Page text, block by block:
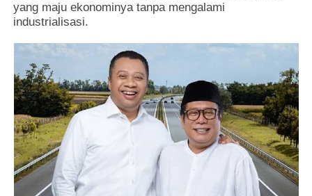
yang maju ekonominya tanpa mengalami
industrialisasi.